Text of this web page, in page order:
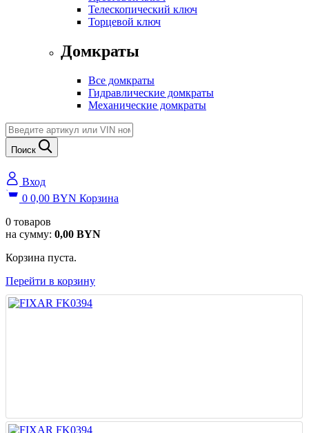
Телескопический ключ
Торцевой ключ
Домкраты
Все домкраты
Гидравлические домкраты
Механические домкраты
Поиск
Вход
0 0,00 BYN Корзина
0 товаров
на сумму: 0,00 BYN
Корзина пуста.
Перейти в корзину